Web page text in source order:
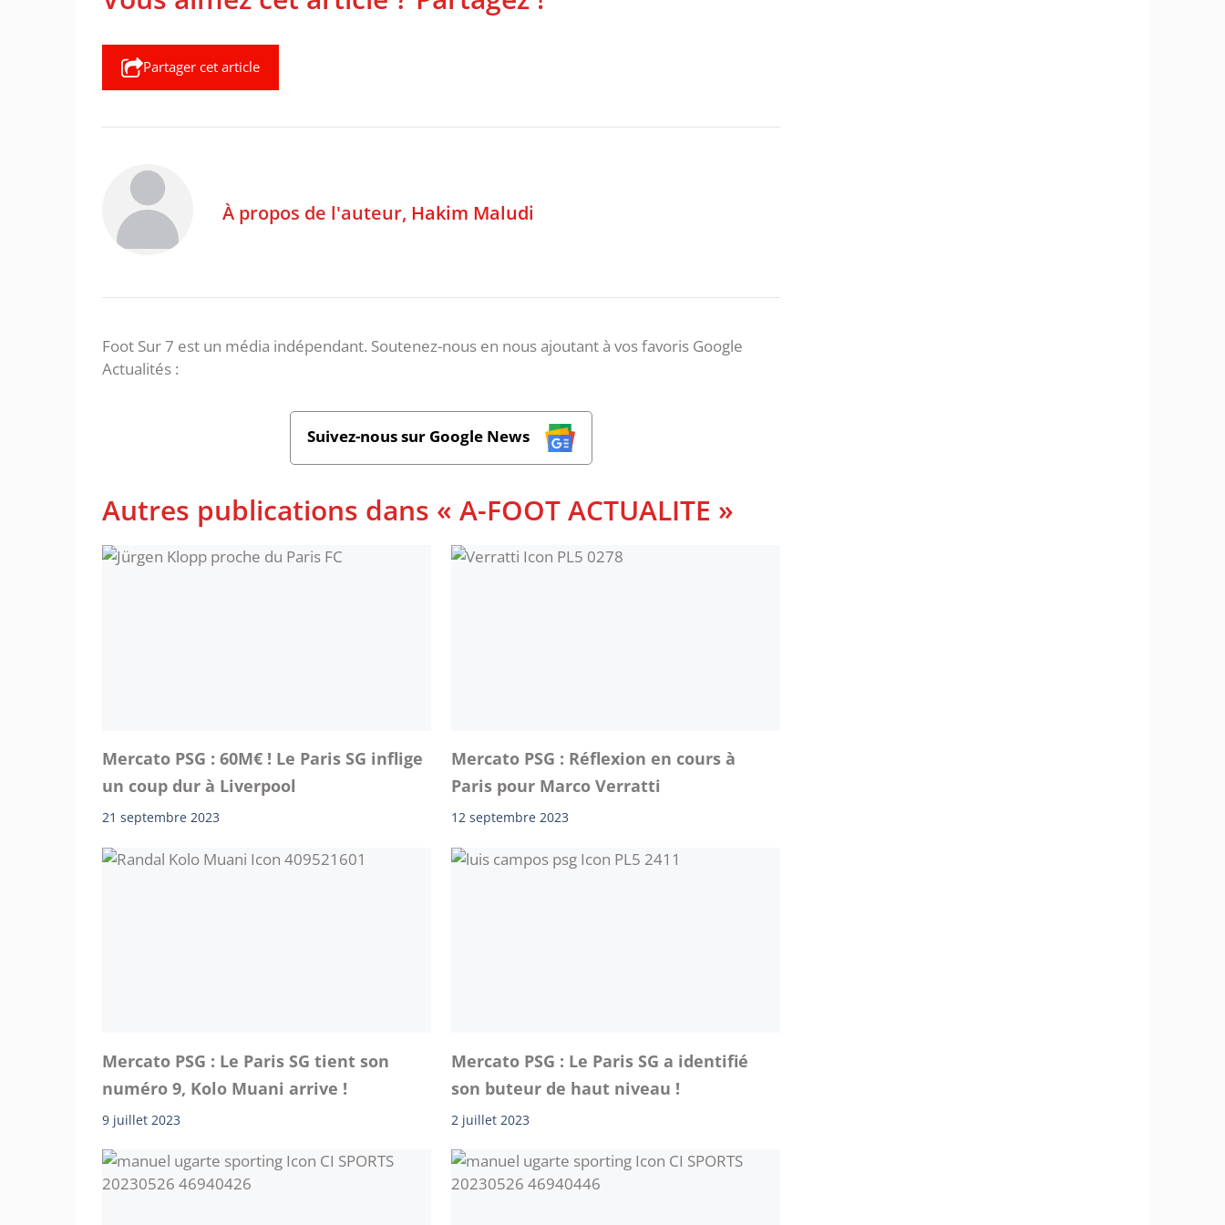
Partager cet article
À propos de l'auteur, Hakim Maludi
Foot Sur 7 est un média indépendant. Soutenez-nous en nous ajoutant à vos favoris Google
Actualités :
Suivez-nous sur Google News
Autres publications dans « A-FOOT ACTUALITE »
Mercato PSG : 60M€ ! Le Paris SG inflige
un coup dur à Liverpool
21 septembre 2023
Mercato PSG : Réflexion en cours à
Paris pour Marco Verratti
12 septembre 2023
Mercato PSG : Le Paris SG tient son
numéro 9, Kolo Muani arrive !
9 juillet 2023
Mercato PSG : Le Paris SG a identifié
son buteur de haut niveau !
2 juillet 2023